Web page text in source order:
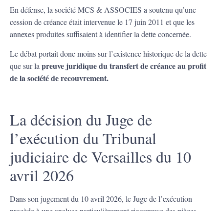
En défense, la société MCS & ASSOCIES a soutenu qu’une
cession de créance était intervenue le 17 juin 2011 et que les
annexes produites suffisaient à identifier la dette concernée.
Le débat portait donc moins sur l’existence historique de la dette
que sur la preuve juridique du transfert de créance au profit
de la société de recouvrement.
La décision du Juge de
l’exécution du Tribunal
judiciaire de Versailles du 10
avril 2026
Dans son jugement du 10 avril 2026, le Juge de l’exécution